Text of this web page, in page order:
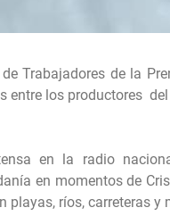
Trabajadores de la
entre los productores
en la radio
en momentos de
playas, ríos, carreteras y